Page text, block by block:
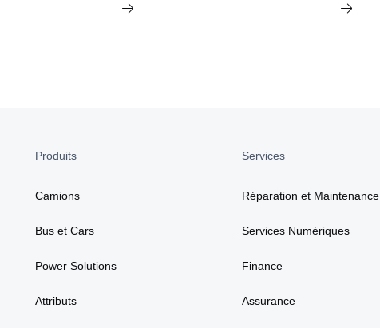
Produits
Camions
Bus et Cars
Power Solutions
Attributs
Services
Réparation et Maintenance
Services Numériques
Finance
Assurance